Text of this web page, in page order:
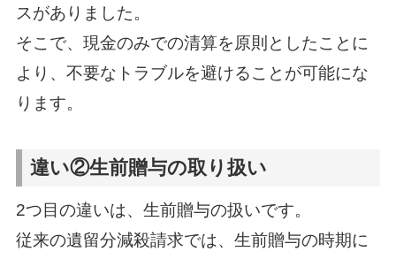
スがありました。
そこで、現金のみでの清算を原則としたことに
より、不要なトラブルを避けることが可能にな
ります。
違い②生前贈与の取り扱い
2つ目の違いは、生前贈与の扱いです。
従来の遺留分減殺請求では、生前贈与の時期に